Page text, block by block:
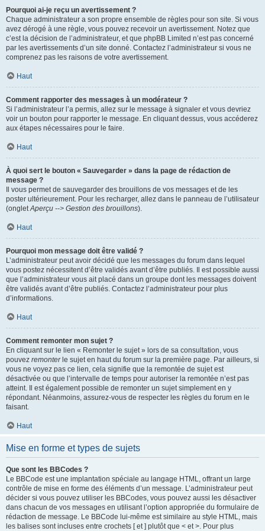
Pourquoi ai-je reçu un avertissement ?
Chaque administrateur a son propre ensemble de règles pour son site. Si vous
avez dérogé à une règle, vous pouvez recevoir un avertissement. Notez que
c’est la décision de l’administrateur, et que phpBB Limited n’est pas concerné
par les avertissements d’un site donné. Contactez l’administrateur si vous ne
comprenez pas les raisons de votre avertissement.
Haut
Comment rapporter des messages à un modérateur ?
Si l’administrateur l’a permis, allez sur le message à signaler et vous devriez
voir un bouton pour rapporter le message. En cliquant dessus, vous accéderez
aux étapes nécessaires pour le faire.
Haut
À quoi sert le bouton « Sauvegarder » dans la page de rédaction de
message ?
Il vous permet de sauvegarder des brouillons de vos messages et de les
poster ultérieurement. Pour les recharger, allez dans le panneau de l’utilisateur
(onglet Aperçu --> Gestion des brouillons).
Haut
Pourquoi mon message doit être validé ?
L’administrateur peut avoir décidé que les messages du forum dans lequel
vous postez nécessitent d’être validés avant d’être publiés. Il est possible aussi
que l’administrateur vous ait placé dans un groupe dont les messages doivent
être validés avant d’être publiés. Contactez l’administrateur pour plus
d’informations.
Haut
Comment remonter mon sujet ?
En cliquant sur le lien « Remonter le sujet » lors de sa consultation, vous
pouvez remonterle sujet en haut du forum sur la première page. Par ailleurs, si
vous ne voyez pas ce lien, cela signifie que la remontée de sujet est
désactivée ou que l’intervalle de temps pour autoriser la remontée n’est pas
atteint. Il est également possible de remonter un sujet simplement en y
répondant. Néanmoins, assurez-vous de respecter les règles du forum en le
faisant.
Haut
Mise en forme et types de sujets
Que sont les BBCodes ?
Le BBCode est une implantation spéciale au langage HTML, offrant un large
contrôle de mise en forme des éléments d’un message. L’administrateur peut
décider si vous pouvez utiliser les BBCodes, vous pouvez aussi les désactiver
dans chacun de vos messages en utilisant l’option appropriée du formulaire de
rédaction de message. Le BBCode lui-même est similaire au style HTML, mais
les balises sont incluses entre crochets [ et ] plutôt que < et >. Pour plus